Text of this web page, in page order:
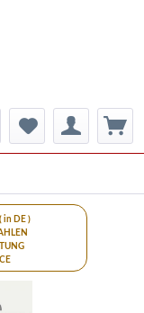
in DE )